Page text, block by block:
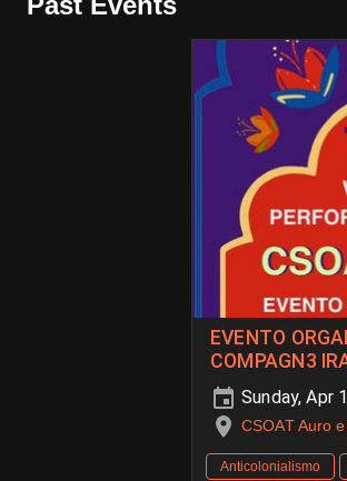
EVENTO
COMPAGN3
Sunday, Apr
CSOAT Auro
Anticolonialismo